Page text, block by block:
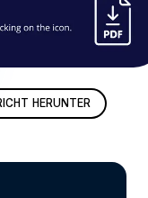
HERUNTER